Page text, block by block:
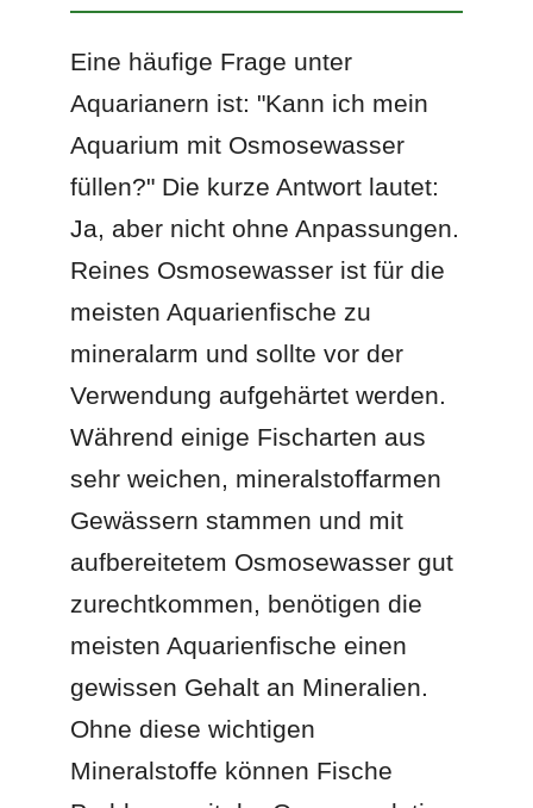
Eine häufige Frage unter
Aquarianern ist: "Kann ich mein
Aquarium mit Osmosewasser
füllen?" Die kurze Antwort lautet:
Ja, aber nicht ohne Anpassungen.
Reines Osmosewasser ist für die
meisten Aquarienfische zu
mineralarm und sollte vor der
Verwendung aufgehärtet werden.
Während einige Fischarten aus
sehr weichen, mineralstoffarmen
Gewässern stammen und mit
aufbereitetem Osmosewasser gut
zurechtkommen, benötigen die
meisten Aquarienfische einen
gewissen Gehalt an Mineralien.
Ohne diese wichtigen
Mineralstoffe können Fische